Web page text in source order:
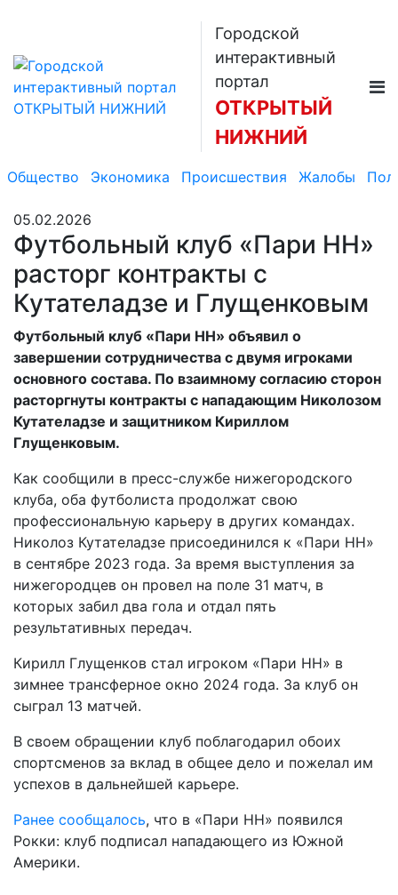
Городской
интерактивный
портал
ОТКРЫТЫЙ
НИЖНИЙ
Общество Экономика Происшествия Жалобы
05.02.2026
Футбольный клуб «Пари НН»
расторг контракты с
Кутателадзе и Глущенковым
Футбольный клуб «Пари НН» объявил о
завершении сотрудничества с двумя игроками
основного состава. По взаимному согласию сторон
расторгнуты контракты с нападающим Николозом
Кутателадзе и защитником Кириллом
Глущенковым.
Как сообщили в пресс-службе нижегородского
клуба, оба футболиста продолжат свою
профессиональную карьеру в других командах.
Николоз Кутателадзе присоединился к «Пари НН»
в сентябре 2023 года. За время выступления за
нижегородцев он провел на поле 31 матч, в
которых забил два гола и отдал пять
результативных передач.
Кирилл Глущенков стал игроком «Пари НН» в
зимнее трансферное окно 2024 года. За клуб он
сыграл 13 матчей.
В своем обращении клуб поблагодарил обоих
спортсменов за вклад в общее дело и пожелал им
успехов в дальнейшей карьере.
Ранее сообщалось, что в «Пари НН» появился
Рокки: клуб подписал нападающего из Южной
Америки.